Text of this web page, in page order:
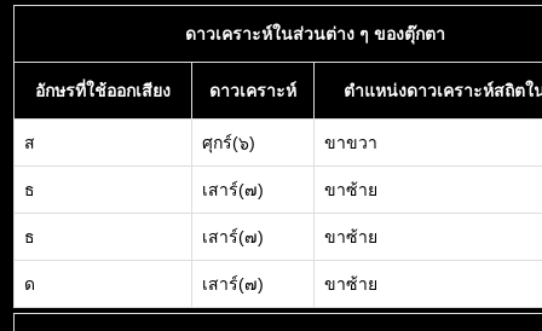
ดาวเคราะห์ในส่วนต่าง ๆ ของตุ๊กตา
อักษรที่ใช้ออกเสียง ดาวเคราะห์ ตำแหน่งดาวเคราะห์สถิตใ
ส ศุกร์(๖) ขาขวา
ธ เสาร์(๗) ขาซ้าย
ธ เสาร์(๗) ขาซ้าย
ด เสาร์(๗) ขาซ้าย